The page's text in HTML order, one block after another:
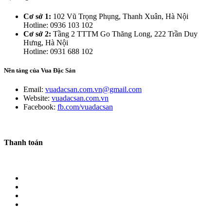
Cơ sở 1: 102 Vũ Trọng Phụng, Thanh Xuân, Hà Nội
Hotline: 0936 103 102
Cơ sở 2: Tầng 2 TTTM Go Thăng Long, 222 Trần Duy
Hưng, Hà Nội
Hotline: 0931 688 102
Nền tảng của Vua Đặc Sản
Email: vuadacsan.com.vn@gmail.com
Website: vuadacsan.com.vn
Facebook: fb.com/vuadacsan
Thanh toán